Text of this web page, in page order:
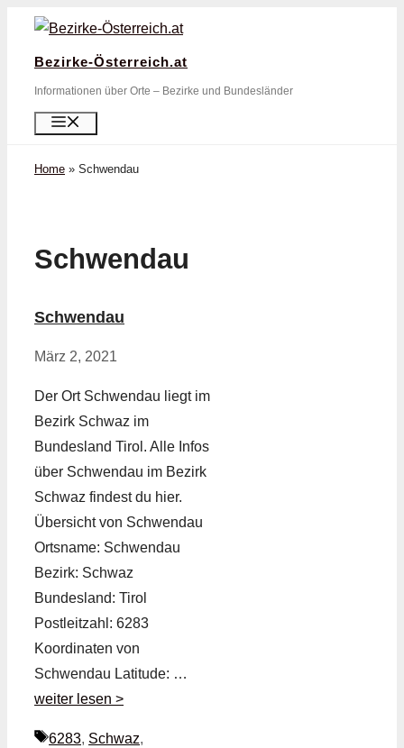
Zum
springen
Bezirke-Österreich.at
Informationen über Orte – Bezirke und Bundesländer
Home » Schwendau
Schwendau
Schwendau
März 2, 2021
Der Ort Schwendau liegt im
Bezirk Schwaz im
Bundesland Tirol. Alle Infos
über Schwendau im Bezirk
Schwaz findest du hier.
Übersicht von Schwendau
Ortsname: Schwendau
Bezirk: Schwaz
Bundesland: Tirol
Postleitzahl: 6283
Koordinaten von
Schwendau Latitude: …
weiter lesen >
Schlagwörter
6283, Schwaz,